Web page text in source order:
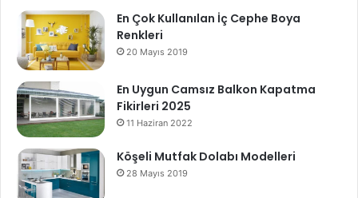
En Çok Kullanılan İç Cephe Boya
Renkleri
20 Mayıs 2019
En Uygun Camsız Balkon Kapatma
Fikirleri 2025
11 Haziran 2022
Köşeli Mutfak Dolabı Modelleri
28 Mayıs 2019